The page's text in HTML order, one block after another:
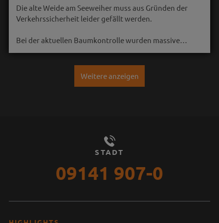
Die alte Weide am Seeweiher muss aus Gründen der
Verkehrssicherheit leider gefällt werden.
Bei der aktuellen Baumkontrolle wurden massive…
Weitere anzeigen
STADT
09141 907-0